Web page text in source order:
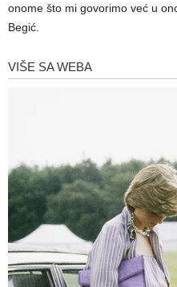
onome što mi govorimo već u
Begić.